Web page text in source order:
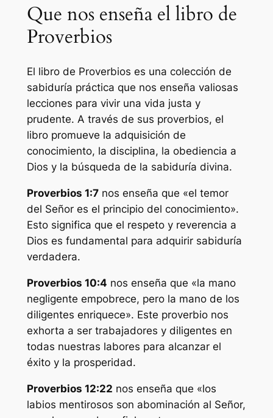
Que nos enseña el libro de
Proverbios
El libro de Proverbios es una colección de
sabiduría práctica que nos enseña valiosas
lecciones para vivir una vida justa y
prudente. A través de sus proverbios, el
libro promueve la adquisición de
conocimiento, la disciplina, la obediencia a
Dios y la búsqueda de la sabiduría divina.
Proverbios 1:7nos enseña que «el temor
del Señor es el principio del conocimiento».
Esto significa que el respeto y reverencia a
Dios es fundamental para adquirir sabiduría
verdadera.
Proverbios 10:4 nos enseña que «la mano
negligente empobrece, pero la mano de los
diligentes enriquece». Este proverbio nos
exhorta a ser trabajadores y diligentes en
todas nuestras labores para alcanzar el
éxito y la prosperidad.
Proverbios 12:22 nos enseña que «los
labios mentirosos son abominación al Señor,